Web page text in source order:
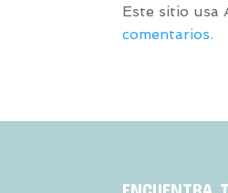
Este sitio usa
comentarios.